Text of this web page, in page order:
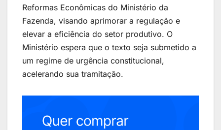
Reformas Econômicas do Ministério da
Fazenda, visando aprimorar a regulação e
elevar a eficiência do setor produtivo. O
Ministério espera que o texto seja submetido a
um regime de urgência constitucional,
acelerando sua tramitação.